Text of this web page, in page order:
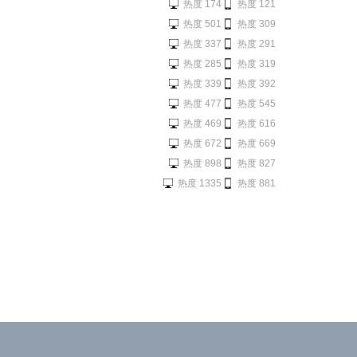
热度 121
热度 174
热度 309
热度 501
热度 291
热度 337
热度 319
热度 285
热度 392
热度 339
热度 545
热度 477
热度 616
热度 469
热度 669
热度 672
热度 827
热度 898
热度 881
热度 1335